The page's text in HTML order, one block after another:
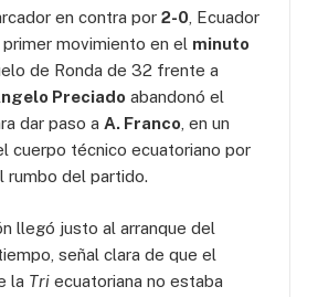
en contra por 2-0 , Ecuador
movimiento en el minuto
de Ronda de 32 frente a
Preciado abandonó el
dar paso a A. Franco , en un
cuerpo técnico ecuatoriano por
rumbo del partido.
llegó justo al arranque del
señal clara de que el
la Tri ecuatoriana no estaba